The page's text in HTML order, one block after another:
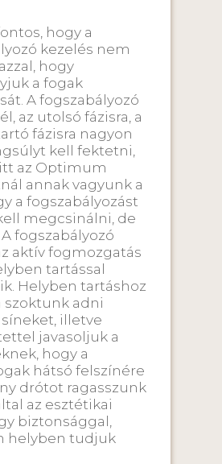
hogy a
kezelés nem
hogy
a fogak
A fogszabályozó
az utolsó fázisra, a
fázisra nagyon
kell fektetni,
az Optimum
annak vagyunk a
a fogszabályozást
megcsinálni, de
fogszabályozó
aktív fogmozgatás
tartással
Helyben tartáshoz
szoktunk adni
illetve
javasoljuk a
hogy a
hátsó felszínére
drótot ragasszunk
az esztétikai
biztonsággal,
helyben tudjuk